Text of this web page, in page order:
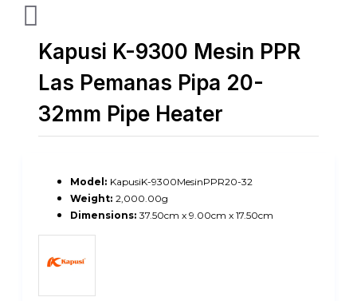
Kapusi K-9300 Mesin PPR
Las Pemanas Pipa 20-
32mm Pipe Heater
Model: KapusiK-9300MesinPPR20-32
Weight: 2,000.00g
Dimensions: 37.50cm x 9.00cm x 17.50cm